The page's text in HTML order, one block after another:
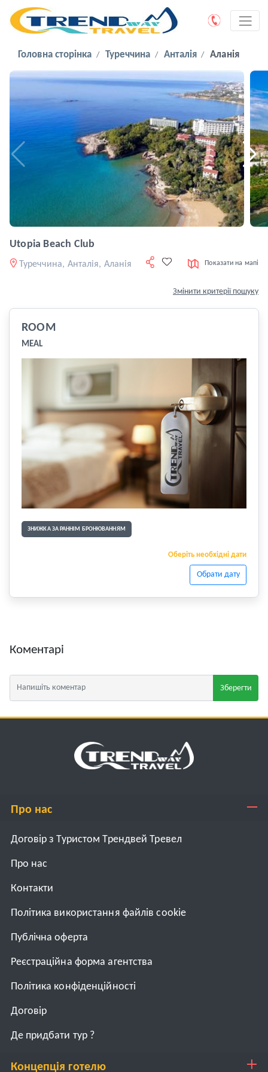
Головна сторінка Туреччина Анталія Аланія
Utopia Beach Club
Туреччина, Анталія, Аланія Показати на мапі
Змінити критерії пошуку
ROOM
MEAL
ЗНИЖКА ЗА РАННІМ БРОНЮВАННЯМ
Оберіть необхідні дати
Обрати дату
Коментарі
Зберегти
Про нас
Договір з Туристом Трендвей Тревел
Про нас
Контакти
Політика використання файлів cookie
Публічна оферта
Реєстраційна форма агентства
Політика конфіденційності
Договiр
Де придбати тур ?
Концепція готелю